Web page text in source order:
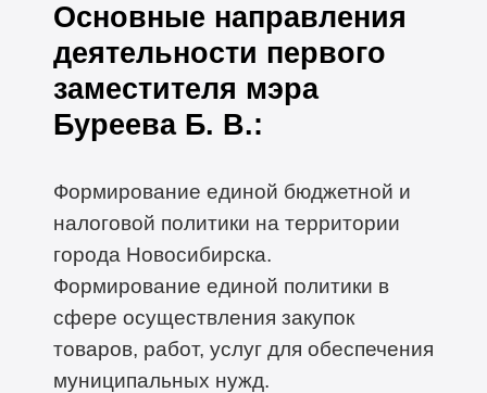
Основные направления
деятельности первого
заместителя мэра
Буреева Б. В.:
Формирование единой бюджетной и
налоговой политики на территории
города Новосибирска.
Формирование единой политики в
сфере осуществления закупок
товаров, работ, услуг для обеспечения
муниципальных нужд.